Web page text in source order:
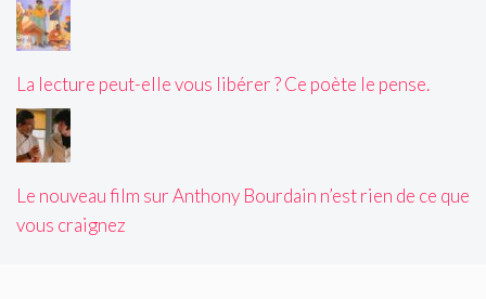
La lecture peut-elle vous libérer ? Ce poète le pense.
Le nouveau film sur Anthony Bourdain n’est rien de ce que
vous craignez